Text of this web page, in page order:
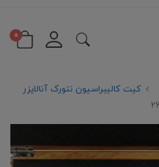
0
کیت کالیبراسیون نتورک آنالایزر